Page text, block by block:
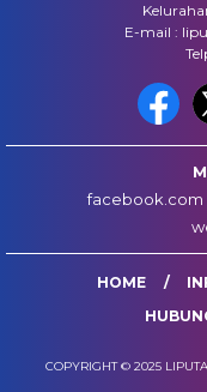
E-mail :
facebook.com
HOME
COPYRIGHT © 2025